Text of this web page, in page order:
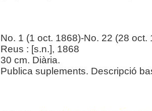
No. 1 (1 oct. 1868)-No. 22 (28 oct.
Reus : [s.n.], 1868
30 cm. Diària.
Publica suplements. Descripció